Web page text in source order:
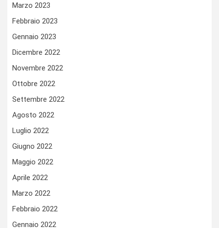
Marzo 2023
Febbraio 2023
Gennaio 2023
Dicembre 2022
Novembre 2022
Ottobre 2022
Settembre 2022
Agosto 2022
Luglio 2022
Giugno 2022
Maggio 2022
Aprile 2022
Marzo 2022
Febbraio 2022
Gennaio 2022